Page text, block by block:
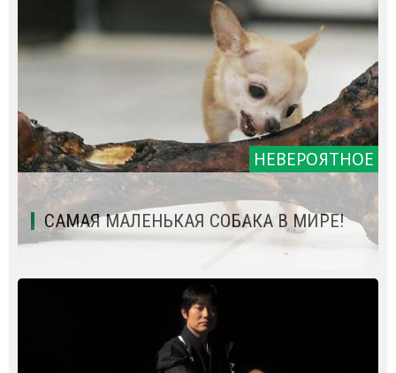
НЕВЕРОЯТНОЕ
САМАЯ МАЛЕНЬКАЯ СОБАКА В МИРЕ!